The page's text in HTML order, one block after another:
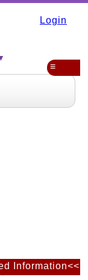
Login
≡
つかしいメ
Information<<